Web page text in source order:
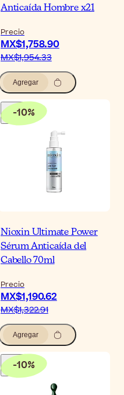
Anticaída Hombre x21
Precio
MX$1,758.90
MX$1,954.33
Agregar
-10%
Nioxin Ultimate Power
Sérum Anticaída del
Cabello 70ml
Precio
MX$1,190.62
MX$1,322.91
Agregar
-10%